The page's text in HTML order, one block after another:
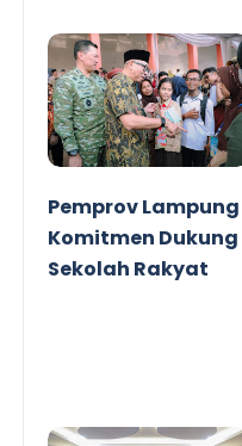
Pemprov Lampung
Komitmen Dukung
Sekolah Rakyat